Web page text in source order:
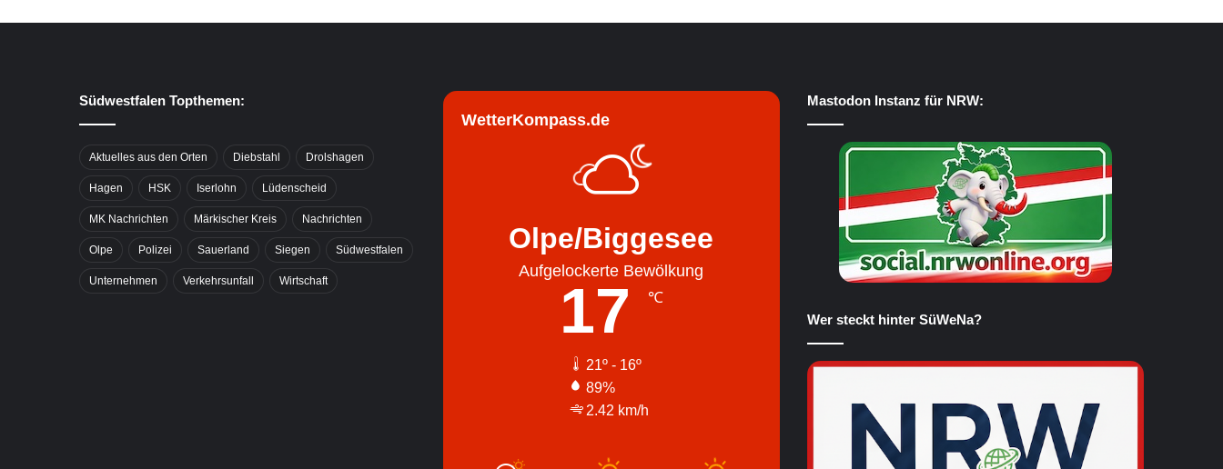
Südwestfalen Topthemen:
Aktuelles aus den Orten Diebstahl Drolshagen
Hagen HSK Iserlohn Lüdenscheid
MK Nachrichten Märkischer Kreis Nachrichten
Olpe Polizei Sauerland Siegen Südwestfalen
Unternehmen Verkehrsunfall Wirtschaft
WetterKompass.de
Olpe/Biggesee
Aufgelockerte Bewölkung
17 ℃
21º - 16º
89%
2.42 km/h
Mastodon Instanz für NRW:
Wer steckt hinter SüWeNa?